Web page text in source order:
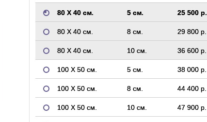
80 Х 40 см. 5 см. 25 500 р.
80 Х 40 см. 8 см. 29 800 р.
80 Х 40 см. 10 см. 36 600 р.
100 Х 50 см. 5 см. 38 000 р.
100 Х 50 см. 8 см. 44 400 р.
100 Х 50 см. 10 см. 47 900 р.